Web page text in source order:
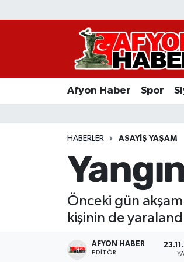
Afyon Haber Spor
HABERLER ASAYIŞ YAŞAM
Önceki gün
kişinin de
AFYON HABER
EDITÖR
Afyon Haber
Asayiş Yaşam
Sivil Toplum
Ekonomi